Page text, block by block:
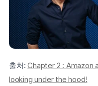
출처: Chapter 2 : Amazon
looking under the hood!